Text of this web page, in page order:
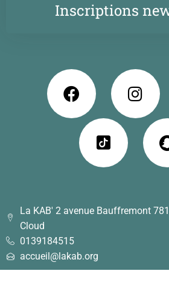
Inscriptions
La KAB' 2 avenue Bauffremont
Cloud
0139184515
accueil@lakab.org